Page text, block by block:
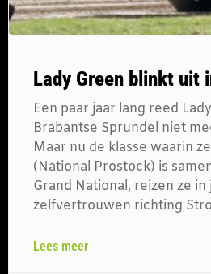
Lady Green blinkt uit
Een paar jaar lang reed
Brabantse Sprundel niet
Maar nu de klasse waarin
(National Prostock) is
Grand National, reizen ze
zelfvertrouwen richting
Lees meer